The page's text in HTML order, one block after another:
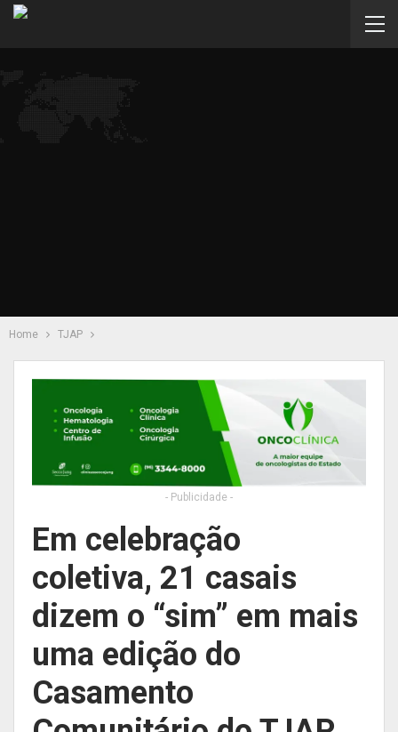
Home TJAP
- Publicidade -
Em celebração
coletiva, 21 casais
dizem o “sim” em mais
uma edição do
Casamento